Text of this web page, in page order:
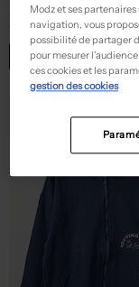
12 A
ACHAT
Modz et ses
navigation, vous
possibilité de partager
pour mesurer
ces cookies et les
gestion des cookies